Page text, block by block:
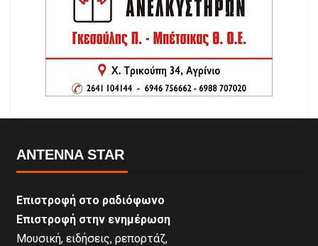
ANTENNA STAR
Επιστροφή στο ραδιόφωνο
Επιστροφή στην ενημέρωση
Μουσική, ειδήσεις, ρεπορτάζ,